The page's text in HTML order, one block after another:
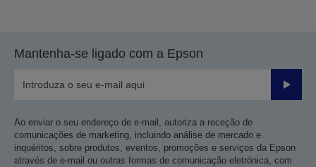
Mantenha-se ligado com a Epson
Enviar
Ao enviar o seu endereço de e-mail, autoriza a receção de
comunicações de marketing, incluindo análise de mercado e
inquéritos, sobre produtos, eventos, promoções e serviços da Epson
através de e-mail ou outras formas de comunicação eletrónica, com